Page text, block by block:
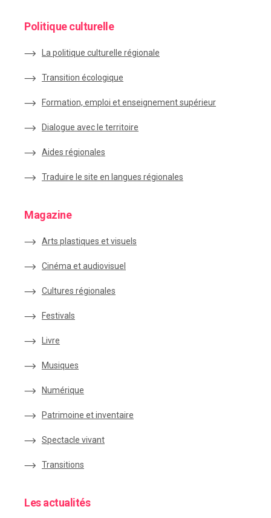
Politique culturelle
La politique culturelle régionale
Transition écologique
Formation, emploi et enseignement supérieur
Dialogue avec le territoire
Aides régionales
Traduire le site en langues régionales
Magazine
Arts plastiques et visuels
Cinéma et audiovisuel
Cultures régionales
Festivals
Livre
Musiques
Numérique
Patrimoine et inventaire
Spectacle vivant
Transitions
Les actualités